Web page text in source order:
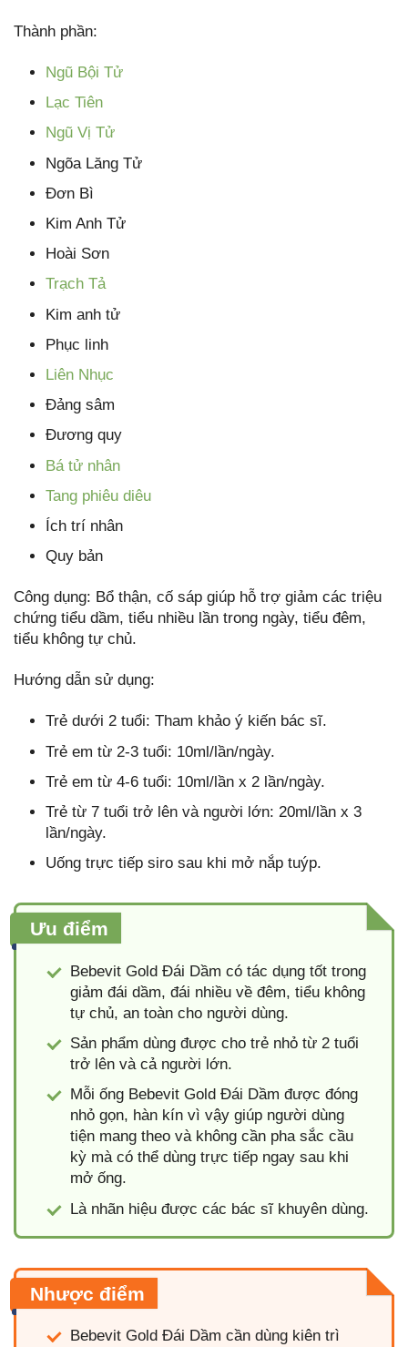
Thành phần:
Ngũ Bội Tử
Lạc Tiên
Ngũ Vị Tử
Ngõa Lăng Tử
Đơn Bì
Kim Anh Tử
Hoài Sơn
Trạch Tả
Kim anh tử
Phục linh
Liên Nhục
Đảng sâm
Đương quy
Bá tử nhân
Tang phiêu diêu
Ích trí nhân
Quy bản
Công dụng: Bổ thận, cố sáp giúp hỗ trợ giảm các triệu
chứng tiểu dầm, tiểu nhiều lần trong ngày, tiểu đêm,
tiểu không tự chủ.
Hướng dẫn sử dụng:
Trẻ dưới 2 tuổi: Tham khảo ý kiến bác sĩ.
Trẻ em từ 2-3 tuổi: 10ml/lần/ngày.
Trẻ em từ 4-6 tuổi: 10ml/lần x 2 lần/ngày.
Trẻ từ 7 tuổi trở lên và người lớn: 20ml/lần x 3
lần/ngày.
Uống trực tiếp siro sau khi mở nắp tuýp.
Ưu điểm
Bebevit Gold Đái Dầm có tác dụng tốt trong
giảm đái dầm, đái nhiều về đêm, tiểu không
tự chủ, an toàn cho người dùng.
Sản phẩm dùng được cho trẻ nhỏ từ 2 tuổi
trở lên và cả người lớn.
Mỗi ống Bebevit Gold Đái Dầm được đóng
nhỏ gọn, hàn kín vì vậy giúp người dùng
tiện mang theo và không cần pha sắc cầu
kỳ mà có thể dùng trực tiếp ngay sau khi
mở ống.
Là nhãn hiệu được các bác sĩ khuyên dùng.
Nhược điểm
Bebevit Gold Đái Dầm cần dùng kiên trì